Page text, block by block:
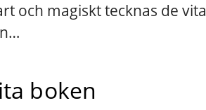
och magiskt tecknas de
boken